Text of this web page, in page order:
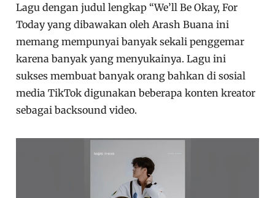
Lagu dengan judul lengkap “We’ll Be Okay, For
Today yang dibawakan oleh Arash Buana ini
memang mempunyai banyak sekali penggemar
karena banyak yang menyukainya. Lagu ini
sukses membuat banyak orang bahkan di sosial
media TikTok digunakan beberapa konten kreator
sebagai backsound video.